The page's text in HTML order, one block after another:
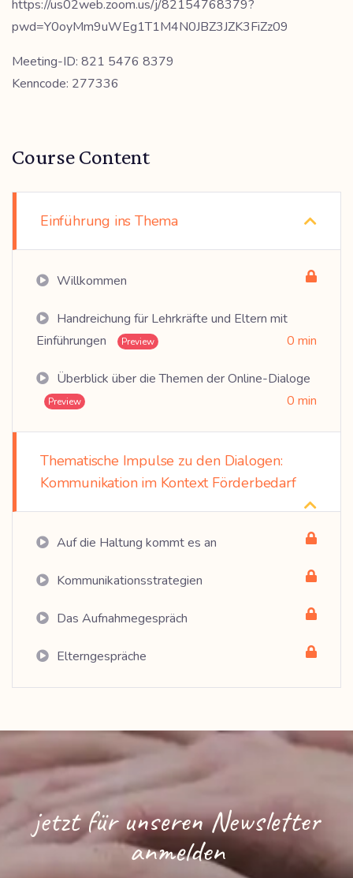
https://us02web.zoom.us/j/82154768379?
pwd=Y0oyMm9uWEg1T1M4N0JBZ3JZK3FiZz09
Meeting-ID: 821 5476 8379
Kenncode: 277336
Course Content
Einführung ins Thema
Willkommen
Handreichung für Lehrkräfte und Eltern mit
Einführungen
Preview 0 min
Überblick über die Themen der Online-Dialoge
Preview 0 min
Thematische Impulse zu den Dialogen:
Kommunikation im Kontext Förderbedarf
Auf die Haltung kommt es an
Kommunikationsstrategien
Das Aufnahmegespräch
Elterngespräche
jetzt für unseren Newsletter
anmelden